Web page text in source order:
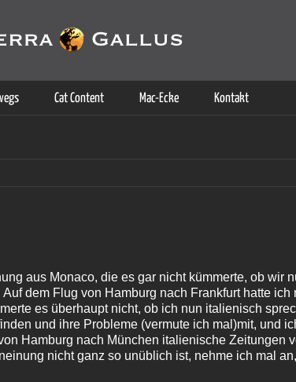
Cat Content Mac-Ecke Kontakt
aus Monaco, die es gar nicht kümmerte, ob wir
dem Flug von Hamburg nach Frankfurt hatte ich
es überhaupt nicht, ob ich nun italienisch
und ihre Probleme (vermute ich mal)mit, und
Hamburg nach München italienische Zeitungen
nicht ganz so unüblich ist, nehme ich mal
Nutzung dieser Webseite erklären Sie sich damit
Weitere Informationen